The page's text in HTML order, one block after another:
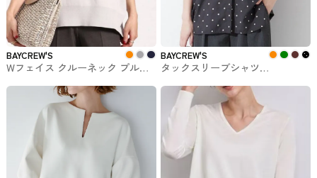
BAYCREW'S
Wフェイス クルーネック プルオ
トップス
BAYCREW'S
タックスリーブシャツ
ス